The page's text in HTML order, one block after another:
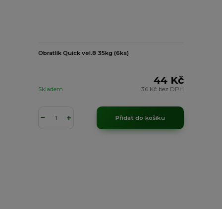
Obratlík Quick vel.8 35kg (6ks)
44 Kč
36 Kč bez DPH
Skladem
Přidat do košíku